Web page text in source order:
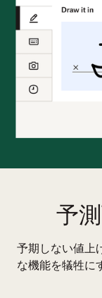
予
予期しない値上
な機能を犠牲に